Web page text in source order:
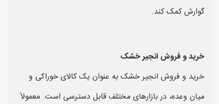
گوارش کمک کند.
خرید و فروش انجیر خشک
خرید و فروش انجیر خشک به عنوان یک کالای خوراکی و
میان وعده، در بازارهای مختلف قابل دسترسی است. معمولاً